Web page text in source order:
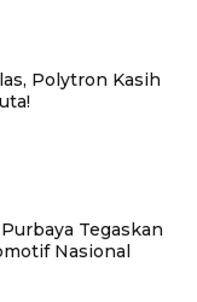
Polytron Kasih
Tegaskan
Nasional